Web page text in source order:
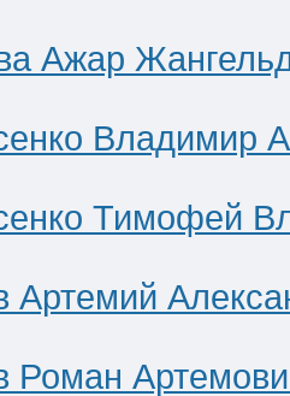
Ажар
Владимир
Тимофей
Артемий
Роман